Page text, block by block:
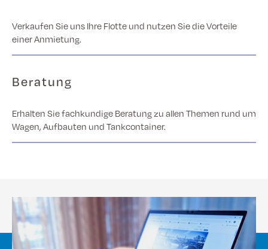
Verkaufen Sie uns Ihre Flotte und nutzen Sie die Vorteile
einer Anmietung.
Beratung
Erhalten Sie fachkundige Beratung zu allen Themen rund um
Wagen, Aufbauten und Tankcontainer.